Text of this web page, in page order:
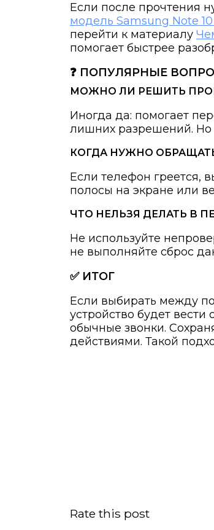
Если после прочтения
модель Samsung Note
перейти к материалу
помогает быстрее
❓ ПОПУЛЯРНЫЕ
МОЖНО ЛИ РЕШИТЬ
Иногда да: помогает
лишних разрешений. Но
КОГДА НУЖНО
Если телефон греется,
полосы на экране или
ЧТО НЕЛЬЗЯ ДЕЛАТЬ В
Не используйте
не выполняйте сброс
✅ ИТОГ
Если выбирать между
устройство будет
обычные звонки.
действиями. Такой
Rate this post